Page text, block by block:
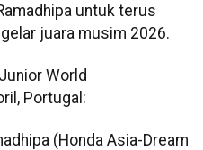
untuk terus
juara musim 2026.
World
Portugal:
(Honda Asia-Dream